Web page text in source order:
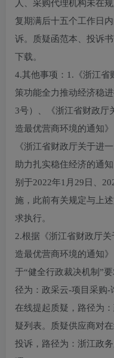
人、采购代理机构未在
复期满后十五个工作日
诉。质疑函范本、投诉
下载。
4.其他事项：1.《浙江省
策功能全力推动经济稳
3号）、《浙江省财政厅
造最优营商环境的通知
《浙江省财政厅关于进
助力扎实稳住经济的通
别于2022年1月29日、
施，此前有关规定与上
求执行。
2.根据《浙江省财政厅
造最优营商环境的通知
于“健全行政裁决机制”
径为：政采云-项目采购
在线提起质疑，路径为
疑列表。质疑供应商对
投诉，路径为：浙江政